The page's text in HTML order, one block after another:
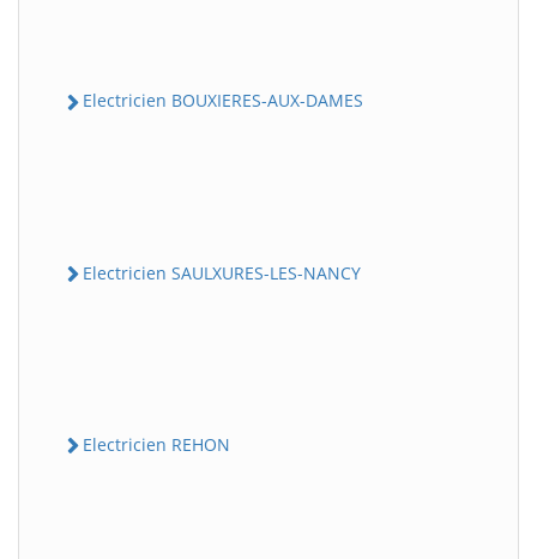
Electricien BOUXIERES-AUX-DAMES
Electricien SAULXURES-LES-NANCY
Electricien REHON